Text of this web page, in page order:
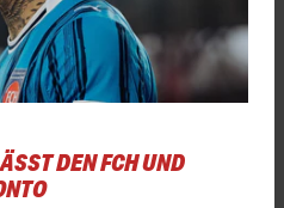
DEN FCH UND